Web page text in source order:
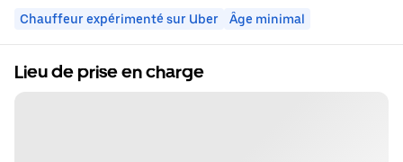
Chauffeur expérimenté sur Uber Âge minimal
Lieu de prise en charge